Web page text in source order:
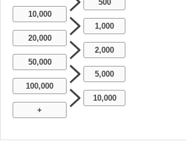
500
10,000
1,000
20,000
2,000
50,000
5,000
100,000
10,000
+